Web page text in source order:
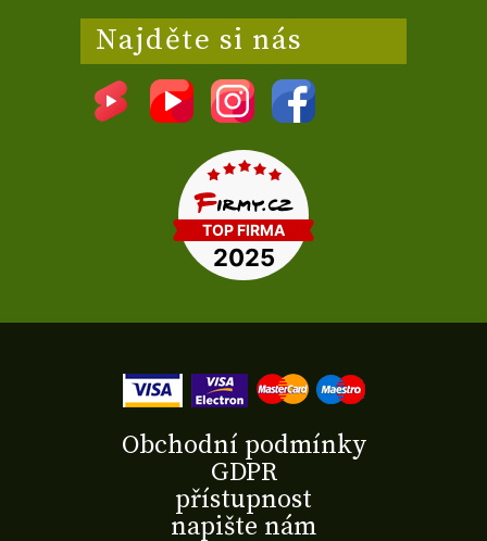
Najděte si nás
Obchodní podmínky
GDPR
přístupnost
napište nám